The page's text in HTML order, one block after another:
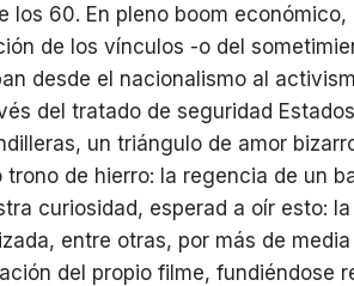
los 60. En pleno boom
de los vínculos -o del
desde el nacionalismo al
del tratado de seguridad
un triángulo de amor
trono de hierro: la regencia de un
curiosidad, esperad a oír esto:
entre otras, por más de
del propio filme, fundiéndose